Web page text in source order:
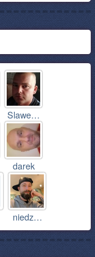
Slawe…
darek
niedz…